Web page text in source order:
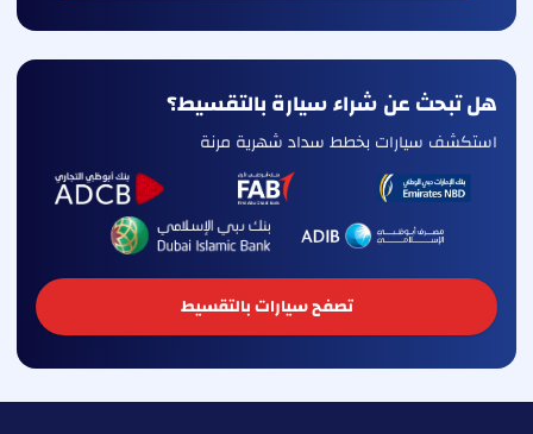
هل تبحث عن شراء سيارة بالتقسيط؟
استكشف سيارات بخطط سداد شهرية مرنة
تصفح سيارات بالتقسيط